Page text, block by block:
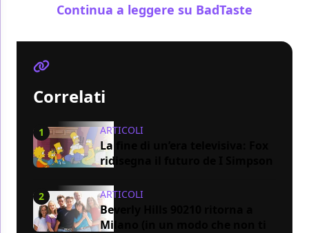
Continua a leggere su BadTaste
Correlati
1 ARTICOLI
La fine di un’era televisiva: Fox
ridisegna il futuro de I Simpson
2 ARTICOLI
Beverly Hills 90210 ritorna a
Milano (in un modo che non ti